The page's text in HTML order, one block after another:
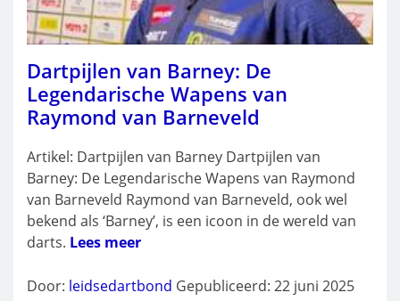
Dartpijlen van Barney: De
Legendarische Wapens van
Raymond van Barneveld
Artikel: Dartpijlen van Barney Dartpijlen van
Barney: De Legendarische Wapens van Raymond
van Barneveld Raymond van Barneveld, ook wel
bekend als ‘Barney’, is een icoon in de wereld van
darts. Lees meer
Door: leidsedartbond Gepubliceerd: 22 juni 2025